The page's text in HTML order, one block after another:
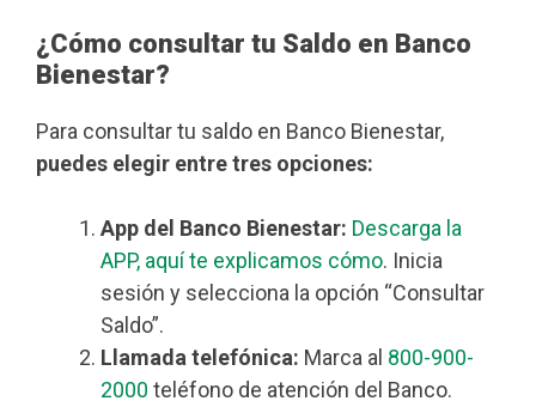
¿Cómo consultar tu Saldo en Banco
Bienestar?
Para consultar tu saldo en Banco Bienestar,
puedes elegir entre tres opciones:
App del Banco Bienestar: Descarga la
APP, aquí te explicamos cómo. Inicia
sesión y selecciona la opción “Consultar
Saldo”.
Llamada telefónica: Marca al 800-900-
2000 teléfono de atención del Banco.